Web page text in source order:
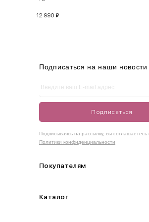
12 990 ₽
42-50
Как правильно себя обмерить
Измеряется по самым выступающим
Покупателям
Каталог
Подписаться на наши новости
Подписаться
Подписываясь на рассылку, вы соглашаетесь
Политики конфиденциальности